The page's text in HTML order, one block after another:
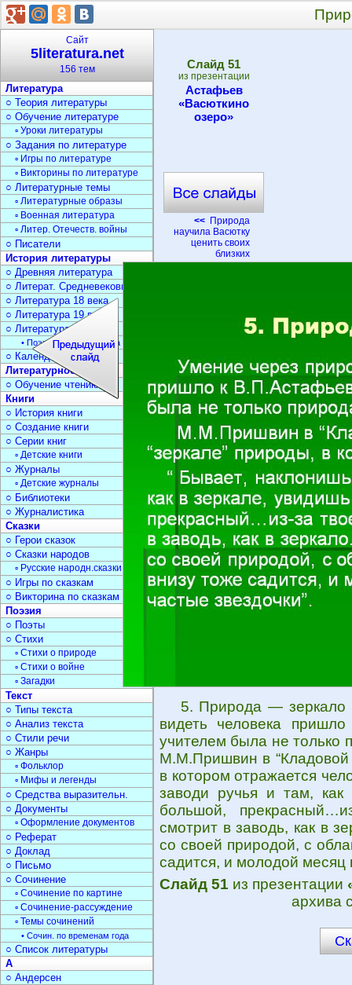
Cлайд 51
из презентации
Астафьев
«Васюткино
озеро»
<< Природа
научила Васютку
ценить своих
близких
5. Природа — зеркало
видеть человека
учителем была не только
М.М.Пришвин в “Кладовой
в котором отражается
заводи ручья и там,
большой,
смотрит в заводь, как в
со своей природой, с
садится, и молодой месяц
Слайд 51 из презентации
архива
Сайт
5literatura.net
156 тем
Литература
○ Теория литературы
○ Обучение литературе
▫ Уроки литературы
○ Задания по литературе
▫ Игры по литературе
▫ Викторины по литературе
○ Литературные темы
▫ Литературные образы
▫ Военная литература
▫ Литер. Отечеств. войны
○ Писатели
История литературы
○ Древняя литература
○ Литерат. Средневековья
○ Литература 18 века
○ Литература 19 века
○ Литература 20 века
• Поэзия Серебрян. века
○ Календарь дат
Литературное чтение
○ Обучение чтению
Книги
○ История книги
○ Создание книги
○ Серии книг
▫ Детские книги
○ Журналы
▫ Детские журналы
○ Библиотеки
○ Журналистика
Сказки
○ Герои сказок
○ Сказки народов
▫ Русские народн.сказки
○ Игры по сказкам
○ Викторина по сказкам
Поэзия
○ Поэты
○ Стихи
▫ Стихи о природе
▫ Стихи о войне
▫ Загадки
Текст
○ Типы текста
○ Анализ текста
○ Стили речи
○ Жанры
▫ Фольклор
▫ Мифы и легенды
○ Средства выразительн.
○ Документы
▫ Оформление документов
○ Реферат
○ Доклад
○ Письмо
○ Сочинение
▫ Сочинение по картине
▫ Сочинение-рассуждение
▫ Темы сочинений
• Сочин. по временам года
○ Список литературы
А
○ Андерсен